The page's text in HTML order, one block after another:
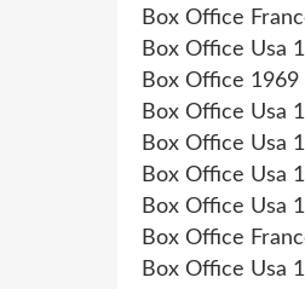
Box Office
Box Office Usa
Box Office 1969
Box Office Usa
Box Office Usa
Box Office Usa
Box Office Usa
Box Office
Box Office Usa